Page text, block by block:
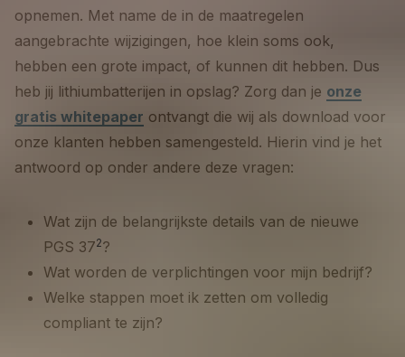
opnemen. Met name de in de maatregelen
aangebrachte wijzigingen, hoe klein soms ook,
hebben een grote impact, of kunnen dit hebben. Dus
heb jij lithiumbatterijen in opslag? Zorg dan je onze
gratis whitepaper ontvangt die wij als download voor
onze klanten hebben samengesteld. Hierin vind je het
antwoord op onder andere deze vragen:
Wat zijn de belangrijkste details van de nieuwe
PGS 372?
Wat worden de verplichtingen voor mijn bedrijf?
Welke stappen moet ik zetten om volledig
compliant te zijn?